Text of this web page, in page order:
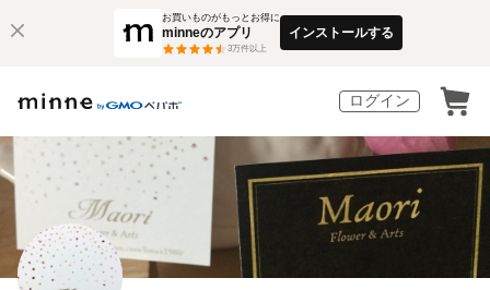
お買いものがもっとお得に
minneのアプリ
3万件以上
インストールする
ログイン